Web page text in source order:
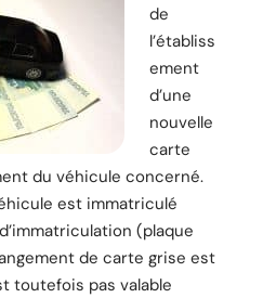
de
l’établiss
ement
d’une
nouvelle
carte
du véhicule concerné.
est immatriculé
(plaque
de carte grise est
toutefois pas valable